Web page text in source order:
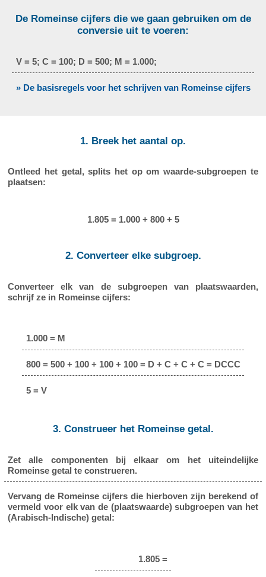
De Romeinse cijfers die we gaan gebruiken om de
conversie uit te voeren:
V = 5; C = 100; D = 500; M = 1.000;
» De basisregels voor het schrijven van Romeinse cijfers
1. Breek het aantal op.
Ontleed het getal, splits het op om waarde-subgroepen te
plaatsen:
1.805 = 1.000 + 800 + 5
2. Converteer elke subgroep.
Converteer elk van de subgroepen van plaatswaarden,
schrijf ze in Romeinse cijfers:
1.000 = M
800 = 500 + 100 + 100 + 100 = D + C + C + C = DCCC
5 = V
3. Construeer het Romeinse getal.
Zet alle componenten bij elkaar om het uiteindelijke
Romeinse getal te construeren.
Vervang de Romeinse cijfers die hierboven zijn berekend of
vermeld voor elk van de (plaatswaarde) subgroepen van het
(Arabisch-Indische) getal:
1.805 =